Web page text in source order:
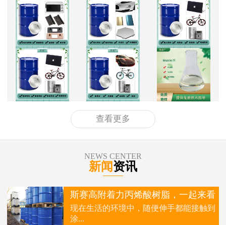
查看更多
NEWS CENTER
新闻资讯
斯赛高附着力丙烯酸树脂，一起来看
现在生活的环境中，随便伸手都能接触到
涂...